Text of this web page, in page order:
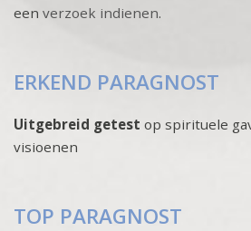
een verzoek indienen.
ERKEND PARAGNOST
Uitgebreid getest op spirituele
visioenen
TOP PARAGNOST